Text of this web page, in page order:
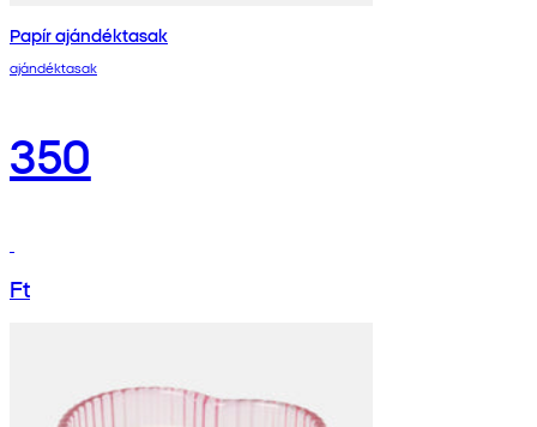
Papír ajándéktasak
ajándéktasak
350
Ft